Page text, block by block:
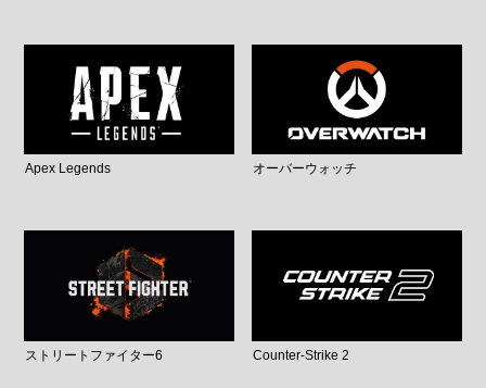
Apex Legends オーバーウォッチ
ストリートファイター6 Counter-Strike 2